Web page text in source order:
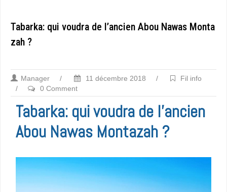
Tabarka: qui voudra de l’ancien Abou Nawas Monta
zah ?
Manager / 11 décembre 2018 /
Fil info
/
0 Comment
Tabarka: qui voudra de l’ancien
Abou Nawas Montazah ?